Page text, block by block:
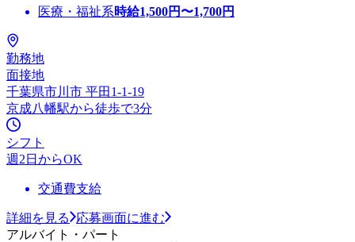
医療・福祉系時給1,500円〜1,700円
勤務地
面接地
千葉県市川市 平田1-1-19
京成八幡駅から徒歩で3分
シフト
週2日からOK
交通費支給
詳細を見る
応募画面に進む
アルバイト・パート